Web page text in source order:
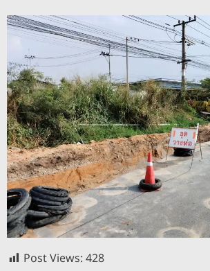
Post Views:428